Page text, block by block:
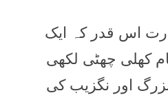
اس قدر کہ ایک
کھلی چھٹی لکھی
اور نگزیب کی